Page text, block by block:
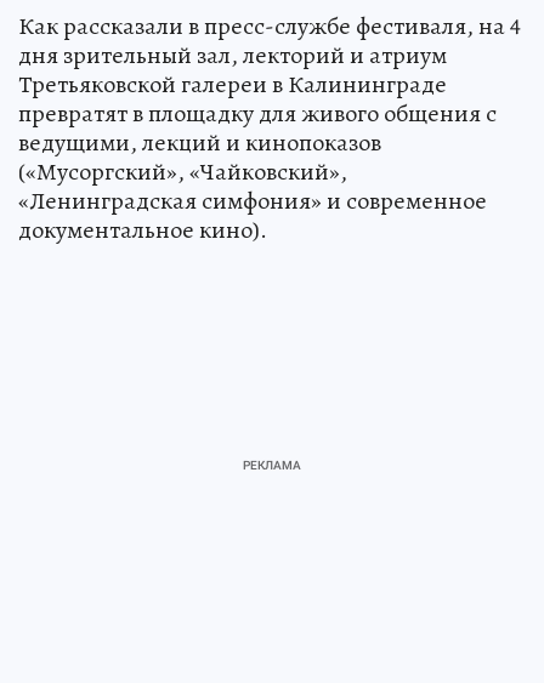
Как рассказали в пресс-службе фестиваля, на 4
дня зрительный зал, лекторий и атриум
Третьяковской галереи в Калининграде
превратят в площадку для живого общения с
ведущими, лекций и кинопоказов
(«Мусоргский», «Чайковский»,
«Ленинградская симфония» и современное
документальное кино).